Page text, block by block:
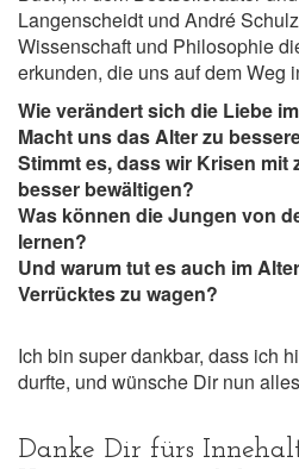
Langenscheidt und André
Wissenschaft und Philosophie
erkunden, die uns auf dem Weg
Wie verändert sich die Liebe
Macht uns das Alter zu
Stimmt es, dass wir Krisen mit
besser bewältigen?
Was können die Jungen von
lernen?
Und warum tut es auch im
Verrücktes zu wagen?
Ich bin super dankbar, dass ich
durfte, und wünsche Dir nun
Danke Dir fürs